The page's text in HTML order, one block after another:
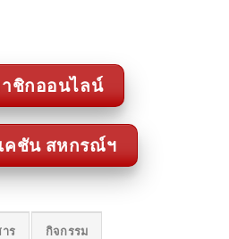
ชิกออนไลน์
คชัน สหกรณ์ฯ
ร กิจกรรม